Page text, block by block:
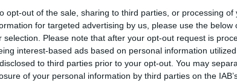
opt-out of the sale, sharing to third parties, or processing of
for targeted advertising by us, please use the below
selection. Please note that after your opt-out request is
interest-based ads based on personal information
to third parties prior to your opt-out. You may
of your personal information by third parties on the
0 3 2 3 5 0 2 1 1 2 0 1 1 2
1 0 4 6 14 1 0 1 3 4 0 0 3 3